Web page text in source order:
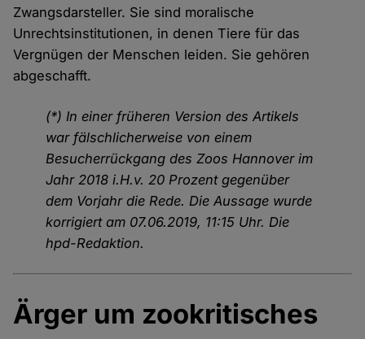
Zwangsdarsteller. Sie sind moralische
Unrechtsinstitutionen, in denen Tiere für das
Vergnügen der Menschen leiden. Sie gehören
abgeschafft.
(*) In einer früheren Version des Artikels
war fälschlicherweise von einem
Besucherrückgang des Zoos Hannover im
Jahr 2018 i.H.v. 20 Prozent gegenüber
dem Vorjahr die Rede. Die Aussage wurde
korrigiert am 07.06.2019, 11:15 Uhr. Die
hpd-Redaktion.
Ärger um zookritisches